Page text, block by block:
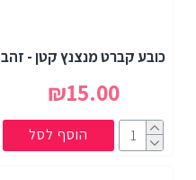
כובע קברט מנצנץ קטן - זהב
₪15.00
הוסף לסל